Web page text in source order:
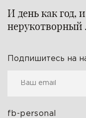
И день как год,
нерукотворный
Подпишитесь на
fb-personal